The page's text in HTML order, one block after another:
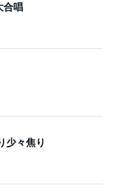
合唱
少々焦り